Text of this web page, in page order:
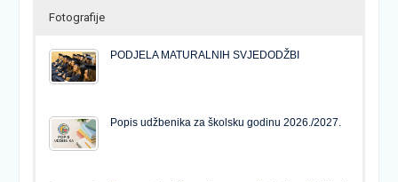
Fotografije
PODJELA MATURALNIH SVJEDODŽBI
Popis udžbenika za školsku godinu 2026./2027.